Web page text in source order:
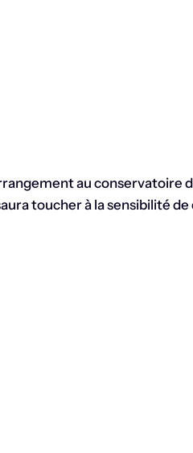
au conservatoire
toucher à la sensibilité de